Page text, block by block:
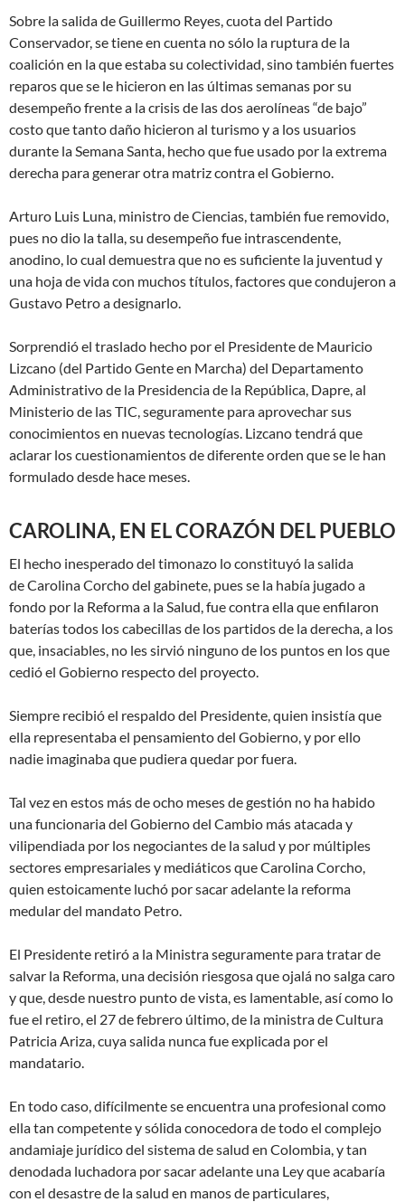
Sobre la salida de Guillermo Reyes, cuota del Partido
Conservador, se tiene en cuenta no sólo la ruptura de la
coalición en la que estaba su colectividad, sino también fuertes
reparos que se le hicieron en las últimas semanas por su
desempeño frente a la crisis de las dos aerolíneas “de bajo”
costo que tanto daño hicieron al turismo y a los usuarios
durante la Semana Santa, hecho que fue usado por la extrema
derecha para generar otra matriz contra el Gobierno.
Arturo Luis Luna, ministro de Ciencias, también fue removido,
pues no dio la talla, su desempeño fue intrascendente,
anodino, lo cual demuestra que no es suficiente la juventud y
una hoja de vida con muchos títulos, factores que condujeron a
Gustavo Petro a designarlo.
Sorprendió el traslado hecho por el Presidente de Mauricio
Lizcano (del Partido Gente en Marcha) del Departamento
Administrativo de la Presidencia de la República, Dapre, al
Ministerio de las TIC, seguramente para aprovechar sus
conocimientos en nuevas tecnologías. Lizcano tendrá que
aclarar los cuestionamientos de diferente orden que se le han
formulado desde hace meses.
CAROLINA, EN EL CORAZÓN DEL PUEBLO
El hecho inesperado del timonazo lo constituyó la salida
de Carolina Corcho del gabinete, pues se la había jugado a
fondo por la Reforma a la Salud, fue contra ella que enfilaron
baterías todos los cabecillas de los partidos de la derecha, a los
que, insaciables, no les sirvió ninguno de los puntos en los que
cedió el Gobierno respecto del proyecto.
Siempre recibió el respaldo del Presidente, quien insistía que
ella representaba el pensamiento del Gobierno, y por ello
nadie imaginaba que pudiera quedar por fuera.
Tal vez en estos más de ocho meses de gestión no ha habido
una funcionaria del Gobierno del Cambio más atacada y
vilipendiada por los negociantes de la salud y por múltiples
sectores empresariales y mediáticos que Carolina Corcho,
quien estoicamente luchó por sacar adelante la reforma
medular del mandato Petro.
El Presidente retiró a la Ministra seguramente para tratar de
salvar la Reforma, una decisión riesgosa que ojalá no salga caro
y que, desde nuestro punto de vista, es lamentable, así como lo
fue el retiro, el 27 de febrero último, de la ministra de Cultura
Patricia Ariza, cuya salida nunca fue explicada por el
mandatario.
En todo caso, difícilmente se encuentra una profesional como
ella tan competente y sólida conocedora de todo el complejo
andamiaje jurídico del sistema de salud en Colombia, y tan
denodada luchadora por sacar adelante una Ley que acabaría
con el desastre de la salud en manos de particulares,